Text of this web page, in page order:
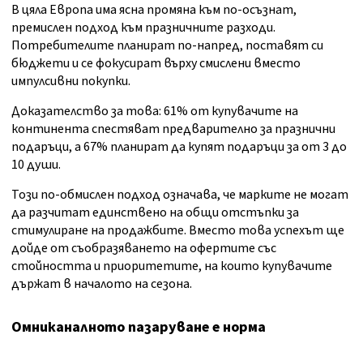
В цяла Европа има ясна промяна към по-осъзнат,
премислен подход към празничните разходи.
Потребителите планират по-напред, поставят си
бюджети и се фокусират върху смислени вместо
импулсивни покупки.
Доказателство за това: 61% от купувачите на
континента спестяват предварително за празнични
подаръци, а 67% планират да купят подаръци за от 3 до
10 души.
Този по-обмислен подход означава, че марките не могат
да разчитат единствено на общи отстъпки за
стимулиране на продажбите. Вместо това успехът ще
дойде от съобразяването на офертите със
стойността и приоритетите, на които купувачите
държат в началото на сезона.
Омниканалното пазаруване е норма